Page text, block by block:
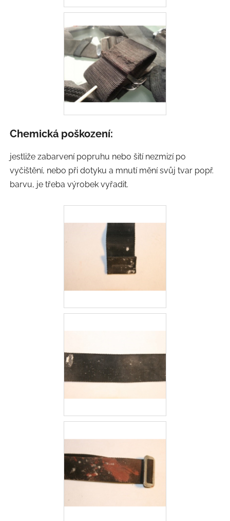
Chemická poškození:
jestliže zabarvení popruhu nebo šití nezmizí po
vyčištění, nebo při dotyku a mnutí mění svůj tvar popř.
barvu, je třeba výrobek vyřadit.